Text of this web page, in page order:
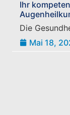
Ihr
Die
Mai 18,